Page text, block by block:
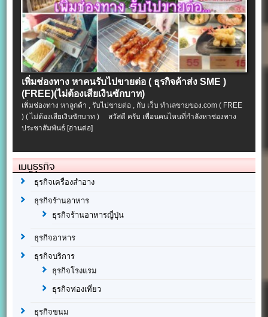
เพิ่มช่องทาง หาคนรับไปขายต่อ ( ธุรกิจค้าส่ง SME )
(FREE)(ไม่ต้องเสียเงินซักบาท)
เพิ่มช่องทาง หาลูกค้า , รับไปขายต่อ , กับ เว็บ ทำเลขายของ.com ( FREE
) ( ไม่ต้องเสียเงินซักบาท ) สวัสดี ครับ เพื่อนคนไหนที่กำลังหาช่องทาง
ประชาสัมพันธ์[อ่านต่อ]
เมนูธุรกิจ
ธุรกิจเครื่องสำอาง
ธุรกิจร้านอาหาร
ธุรกิจร้านอาหารญี่ปุ่น
ธุรกิจอาหาร
ธุรกิจบริการ
ธุรกิจโรงแรม
ธุรกิจท่องเที่ยว
ธุรกิจขนม